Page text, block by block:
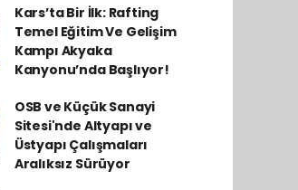
Kars’ta Bir İlk: Rafting
Temel Eğitim Ve Gelişim
Kampı Akyaka
Kanyonu’nda Başlıyor!
OSB ve Küçük Sanayi
Sitesi'nde Altyapı ve
Üstyapı Çalışmaları
Aralıksız Sürüyor